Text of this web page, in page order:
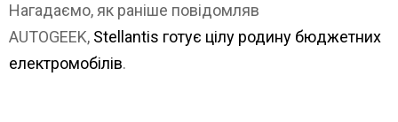
Нагадаємо, як раніше повідомляв
AUTOGEEK, Stellantis готує цілу родину бюджетних
електромобілів.